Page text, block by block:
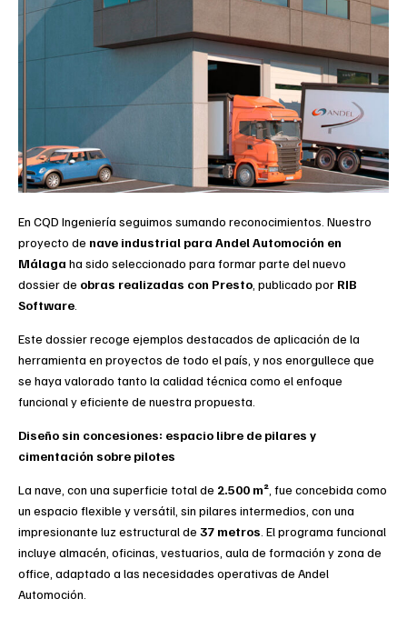
En CQD Ingeniería seguimos sumando reconocimientos. Nuestro
proyecto de nave industrial para Andel Automoción en
Málaga ha sido seleccionado para formar parte del nuevo
dossier de obras realizadas con Presto , publicado por RIB
Software
Este dossier recoge ejemplos destacados de aplicación de la
herramienta en proyectos de todo el país, y nos enorgullece que
se haya valorado tanto la calidad técnica como el enfoque
funcional y eficiente de nuestra propuesta.
Diseño sin concesiones: espacio libre de pilares y
cimentación sobre pilotes
La nave, con una superficie total de 2.500 m² , fue concebida como
un espacio flexible y versátil, sin pilares intermedios, con una
impresionante luz estructural de 37 metros . El programa funcional
incluye almacén, oficinas, vestuarios, aula de formación y zona de
office , adaptado a las necesidades operativas de Andel
Automoción.